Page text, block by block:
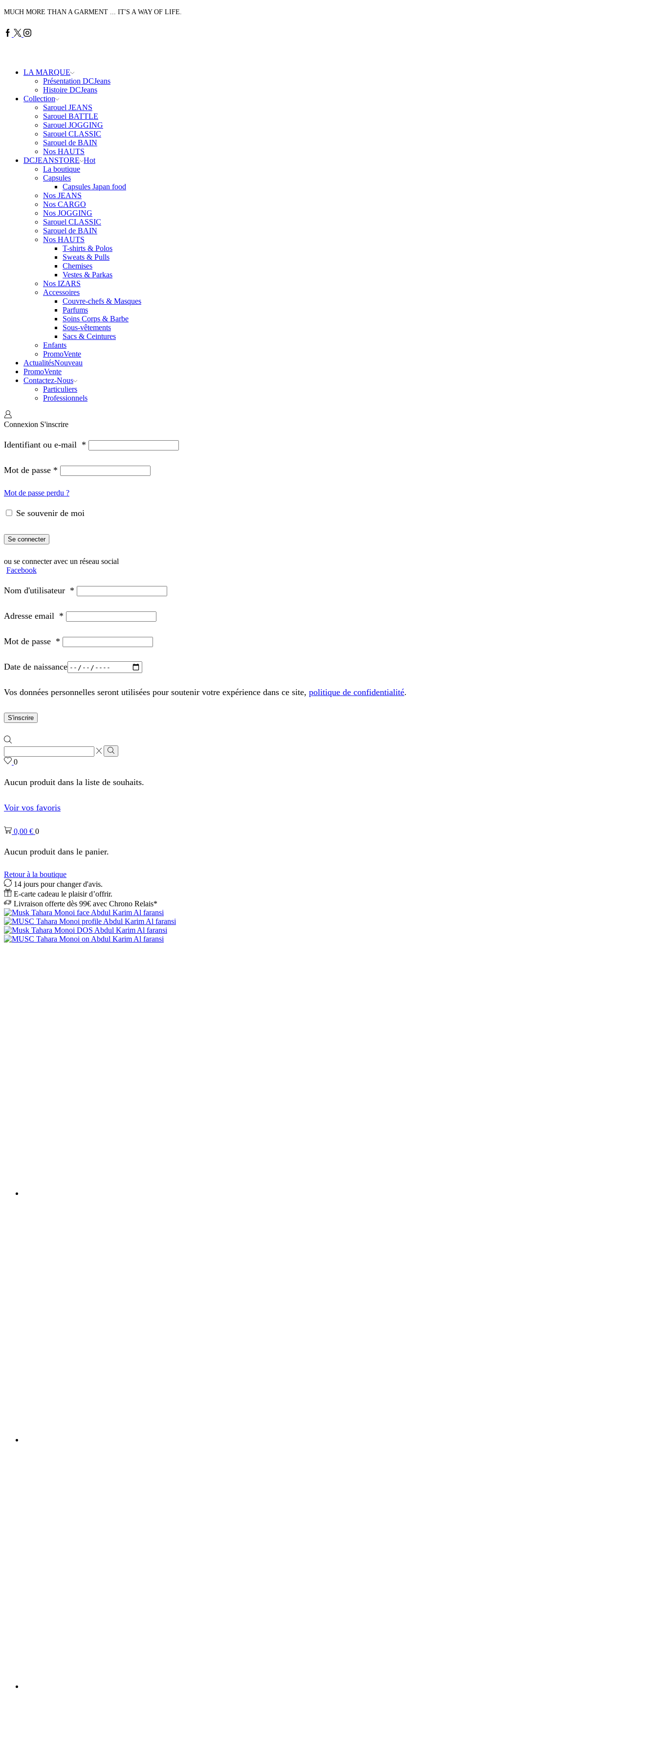
MUCH MORE THAN A GARMENT ... IT'S A WAY OF LIFE.
Facebook
TwitterInstagram
LA MARQUE
Présentation DCJeans
Histoire DCJeans
Collection
Sarouel JEANS
Sarouel BATTLE
Sarouel JOGGING
Sarouel CLASSIC
Sarouel de BAIN
Nos HAUTS
DCJEANSTORE Hot
La boutique
Capsules
Capsules Japan food
Nos JEANS
Nos CARGO
Nos JOGGING
Sarouel CLASSIC
Sarouel de BAIN
Nos HAUTS
T-shirts & Polos
Sweats & Pulls
Chemises
Vestes & Parkas
Nos IZARS
Accessoires
Couvre-chefs & Masques
Parfums
Soins Corps & Barbe
Sous-vêtements
Sacs & Ceintures
Enfants
PromoVente
ActualitésNouveau
PromoVente
Contactez-Nous
Particuliers
Professionnels
Connexion S'inscrire
Identifiant ou e-mail *
Mot de passe *
Mot de passe perdu ?
Se souvenir de moi
Se connecter
ou se connecter avec un réseau social
Facebook
Nom d'utilisateur *
Adresse email *
Mot de passe *
Date de naissance
Vos données personnelles seront utilisées pour soutenir votre expérience dans ce site, politique de confidentialité.
S'inscrire
Zone
de
saisie
recherche
Rechercher
0
Aucun produit dans la liste de souhaits.
Voir vos favoris
0,00 € 0
Aucun produit dans le panier.
Retour à la boutique
14 jours pour changer d'avis.
E-carte cadeau le plaisir d’offrir.
Livraison offerte dès 99€ avec Chrono Relais*